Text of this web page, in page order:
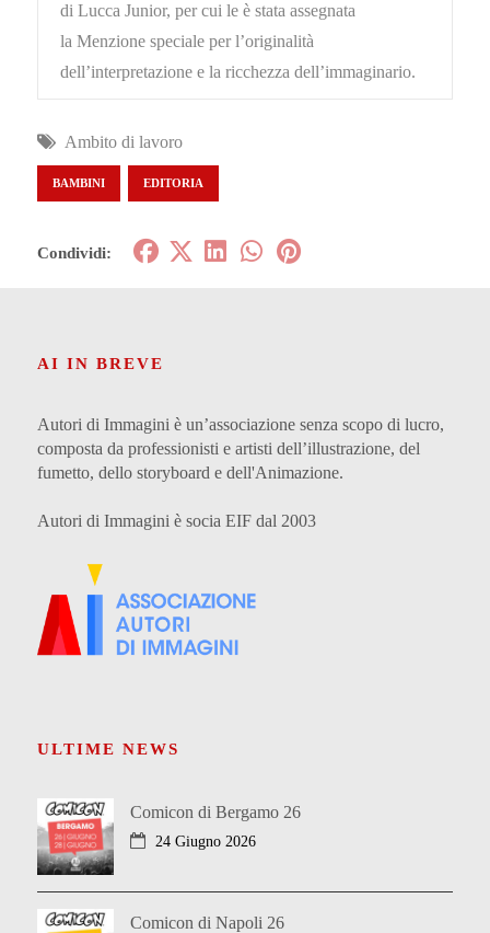
di Lucca Junior, per cui le è stata assegnata
la Menzione speciale per l’originalità
dell’interpretazione e la ricchezza dell’immaginario.
Ambito di lavoro
BAMBINI EDITORIA
Condividi:
AI IN BREVE
Autori di Immagini è un’associazione senza scopo di lucro,
composta da professionisti e artisti dell’illustrazione, del
fumetto, dello storyboard e dell'Animazione.
Autori di Immagini è socia EIF dal 2003
ULTIME NEWS
Comicon di Bergamo 26
24 Giugno 2026
Comicon di Napoli 26